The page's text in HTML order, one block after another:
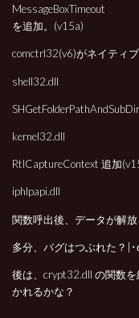
MessageBoxTimeout
を追加。(v15a)
comctrl32(v6)がネイティ
shell32.dll
kernel32.dll
RtlCaptureContext 追加
iphlpapi.dll
関数呼出後、データが解
多分、バグはつぶれた？|
後は、crypt32.dll の関数
かれるかな？